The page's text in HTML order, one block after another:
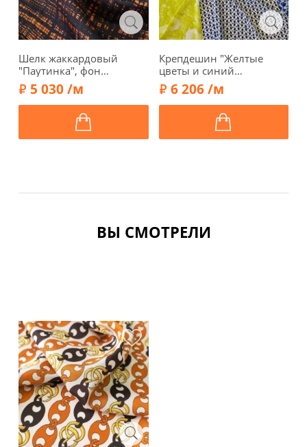
Шелк жаккардовый
"Паутинка", фон
терракот, 02142-3
5 030 /м
Крепдешин "Желтые
цветы и синий
орнамент", 01750
6 206 /м
ВЫ СМОТРЕЛИ